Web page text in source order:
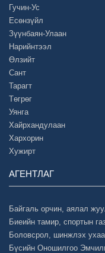
Гучин-Ус
Есөнзүйл
Зүүнбаян-Улаан
Нарийнтээл
Өлзийт
Сант
Тарагт
Төгрөг
Уянга
Хайрхандулаан
Хархорин
Хужирт
АГЕНТЛАГ
Байгаль орчин, аялал
Биеийн тамир, спортын
Боловсрол, шинжлэх
Бүсийн Оношилгоо